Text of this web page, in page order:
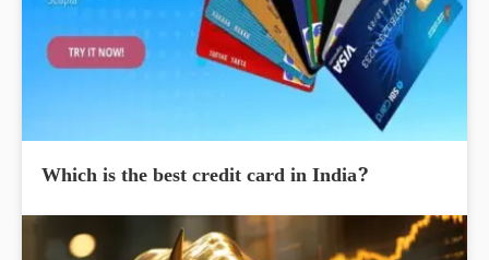
Which is the best credit card in India?